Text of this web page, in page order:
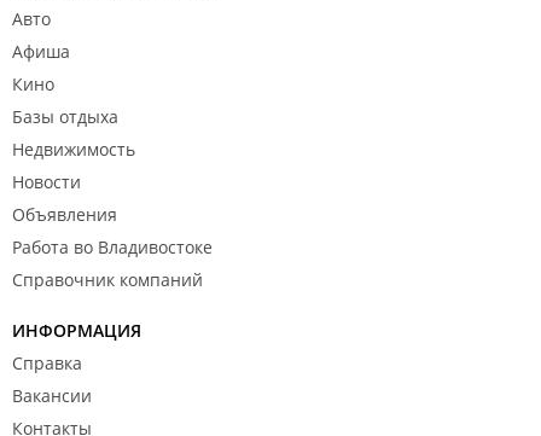
Авто
Афиша
Кино
Базы отдыха
Недвижимость
Новости
Объявления
Работа во Владивостоке
Справочник компаний
ИНФОРМАЦИЯ
Справка
Вакансии
Контакты